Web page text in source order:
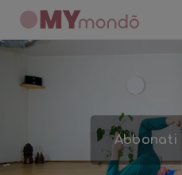
Abbonati